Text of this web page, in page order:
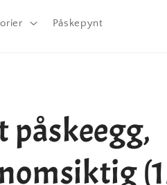
Påskepynt
påskeegg,